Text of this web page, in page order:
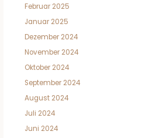
Februar 2025
Januar 2025
Dezember 2024
November 2024
Oktober 2024
September 2024
August 2024
Juli 2024
Juni 2024